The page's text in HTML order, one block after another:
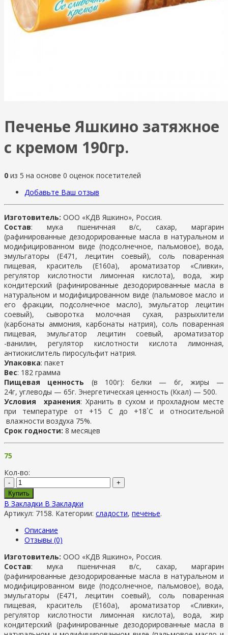
Печенье Яшкино затяжное
с кремом 190гр.
0 из 5 на основе 0 оценок посетителей
Добавьте Ваш отзыв
Изготовитель: ООО «КДВ Яшкино», Россия.
Состав: мука пшеничная в/с, сахар, маргарин
(рафинированные дезодорированные масла в натуральном и
модифицированном виде (подсолнечное, пальмовое), вода,
эмульгаторы (Е471, лецитин соевый), соль поваренная
пищевая, краситель (Е160а), ароматизатор «Сливки»,
регулятор кислотности лимонная кислота), вода, жир
кондитерский (рафинированные дезодорированные масла в
натуральном и модифицированном виде (пальмовое масло и
его фракции, подсолнечное масло), эмульгатор лецитин
соевый), сыворотка молочная сухая, разрыхлители
(карбонаты аммония, карбонаты натрия), соль поваренная
пищевая, эмульгатор лецитин соевый, ароматизатор
-ванилин, регулятор кислотности кислота лимонная,
антиокислитель пиросульфит натрия.
Упаковка: пакет
Вес: 182 грамма
Пищевая ценность (в 100г): белки — 6г, жиры —
24г, углеводы — 65г. Энергетическая ценность (Ккал) — 500.
Условия хранения: Хранить в сухом и прохладном месте
при температуре от +15 С до +18`С и относительной
влажности воздуха 75%.
Срок годности: 8 месяцев
75
Кол-во:
-
+
Купить
В Закладки В Закладки
Артикул: 7158. Категории: сладости, печенье.
Описание
Отзывы (0)
Изготовитель: ООО «КДВ Яшкино», Россия.
Состав: мука пшеничная в/с, сахар, маргарин
(рафинированные дезодорированные масла в натуральном и
модифицированном виде (подсолнечное, пальмовое), вода,
эмульгаторы (Е471, лецитин соевый), соль поваренная
пищевая, краситель (Е160а), ароматизатор «Сливки»,
регулятор кислотности лимонная кислота), вода, жир
кондитерский (рафинированные дезодорированные масла в